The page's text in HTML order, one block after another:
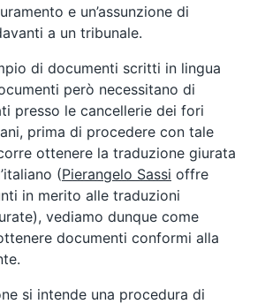
e un’assunzione di
a un tribunale.
di documenti scritti in lingua
però necessitano di
presso le cancellerie dei fori
prima di procedere con tale
ottenere la traduzione giurata
(Pierangelo Sassi offre
in merito alle traduzioni
vediamo dunque come
documenti conformi alla
si intende una procedura di